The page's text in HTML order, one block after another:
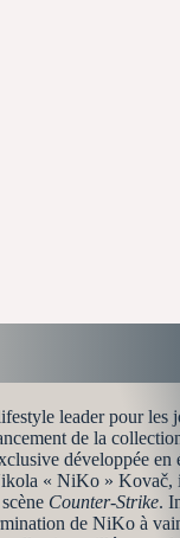
leader pour les
de la
développée en
« NiKo » Kovač,
Counter-Strike.
de NiKo à